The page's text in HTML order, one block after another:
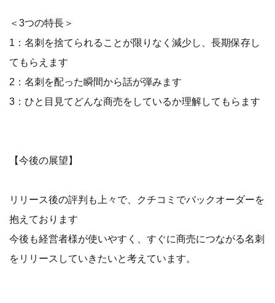
＜3つの特長＞
1：名刺を捨てられることが限りなく減少し、長期保存し
てもらえます
2：名刺を配った瞬間から話が弾みます
3：ひと目見てどんな商売をしているか理解してもらます
【今後の展望】
リリース後の評判も上々で、クチコミでバックオーダーを
抱えております
今後も経営者様が使いやすく、すぐに商売につながる名刺
をリリースしていきたいと考えています。